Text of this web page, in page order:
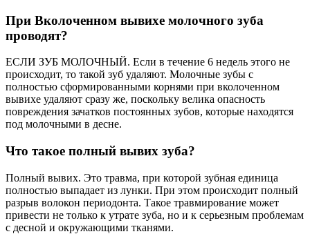
При Вколоченном вывихе молочного зуба
проводят?
ЕСЛИ ЗУБ МОЛОЧНЫЙ. Если в течение 6 недель этого не
происходит, то такой зуб удаляют. Молочные зубы с
полностью сформированными корнями при вколоченном
вывихе удаляют сразу же, поскольку велика опасность
повреждения зачатков постоянных зубов, которые находятся
под молочными в десне.
Что такое полный вывих зуба?
Полный вывих. Это травма, при которой зубная единица
полностью выпадает из лунки. При этом происходит полный
разрыв волокон периодонта. Такое травмирование может
привести не только к утрате зуба, но и к серьезным проблемам
с десной и окружающими тканями.